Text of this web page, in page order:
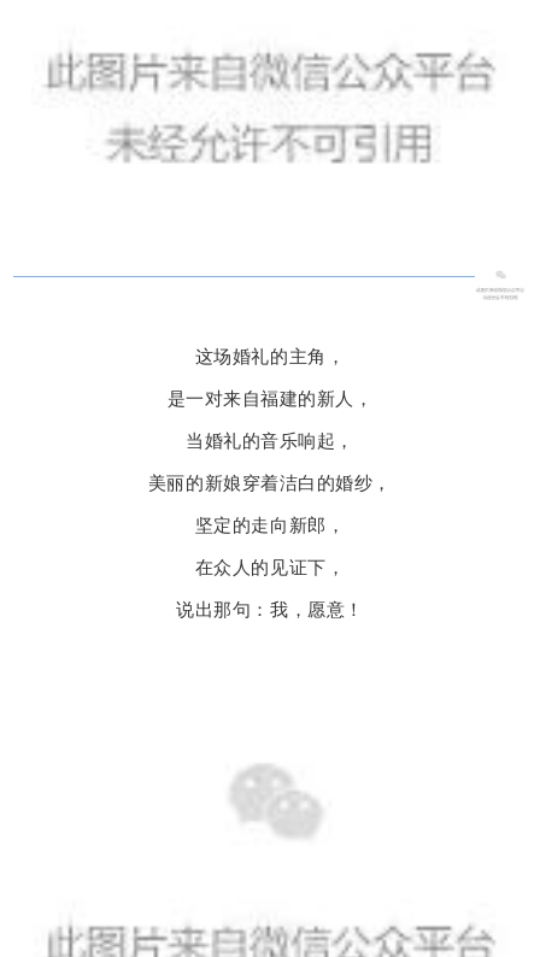
这场婚礼的主角，
是一对来自福建的新人，
当婚礼的音乐响起，
美丽的新娘穿着洁白的婚纱，
坚定的走向新郎，
在众人的见证下，
说出那句：我，愿意！